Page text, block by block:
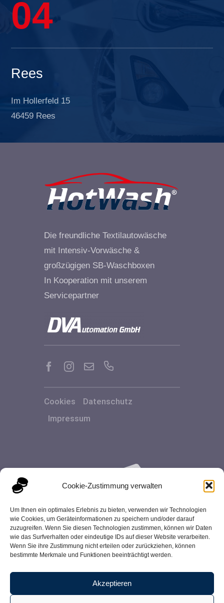
Cookie-Zustimmung verwalten
Um Ihnen ein optimales Erlebnis zu bieten, verwenden wir Technologien
wie Cookies, um Geräteinformationen zu speichern und/oder darauf
zuzugreifen. Wenn Sie diesen Technologien zustimmen, können wir Daten
wie das Surfverhalten oder eindeutige IDs auf dieser Website verarbeiten.
Wenn Sie ihre Zustimmung nicht erteilen oder zurückziehen, können
bestimmte Merkmale und Funktionen beeinträchtigt werden.
Akzeptieren
04
Rees
Im Hollerfeld 15
46459 Rees
Die freundliche Textilautowäsche
mit Intensiv-Vorwäsche &
großzügigen SB-Waschboxen
In Kooperation mit unserem
Servicepartner
Cookies
Datenschutz
Impressum